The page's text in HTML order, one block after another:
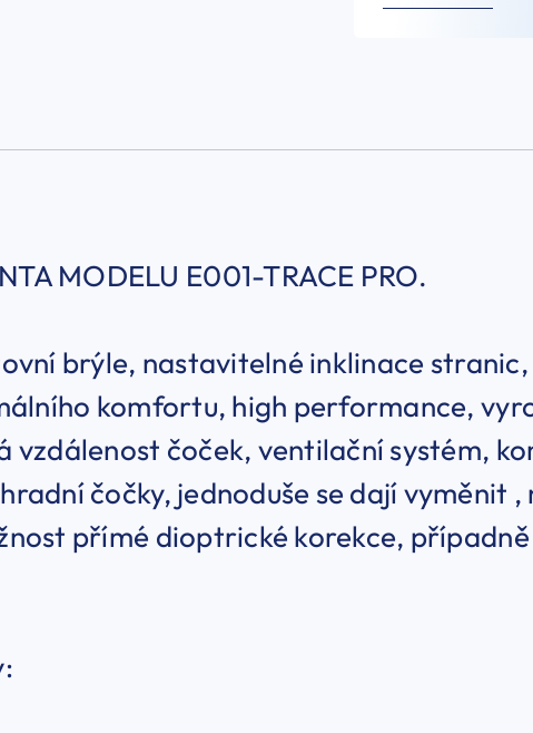
MODELU E001-TRACE PRO.
brýle, nastavitelné inklinace
komfortu, high performance,
vzdálenost čoček, ventilační systém,
čočky, jednoduše se dají vyměnit
přímé dioptrické korekce,